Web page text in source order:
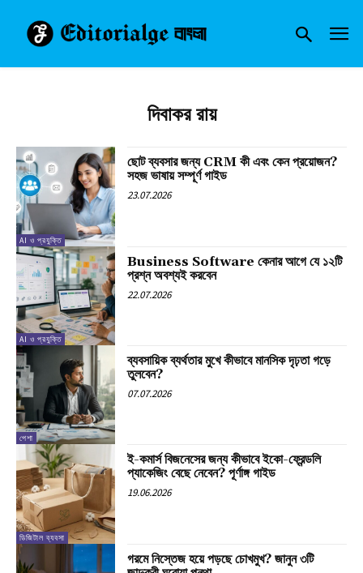
দিবাকর রায়
AI ও প্রযুক্তি
ছোট ব্যবসার জন্য CRM কী এবং কেন প্রয়োজন?
সহজ ভাষায় সম্পূর্ণ গাইড
23.07.2026
AI ও প্রযুক্তি
Business Software কেনার আগে যে ১২টি
প্রশ্ন অবশ্যই করবেন
22.07.2026
পেশা
ব্যবসায়িক ব্যর্থতার মুখে কীভাবে মানসিক দৃঢ়তা গড়ে
তুলবেন?
07.07.2026
ডিজিটাল ব্যবসা
ই-কমার্স বিজনেসের জন্য কীভাবে ইকো-ফ্রেন্ডলি
প্যাকেজিং বেছে নেবেন? পূর্ণাঙ্গ গাইড
19.06.2026
গরমে নিস্তেজ হয়ে পড়ছে চোখমুখ? জানুন ৩টি